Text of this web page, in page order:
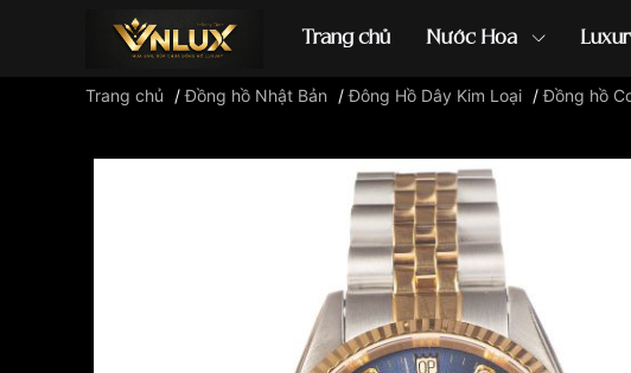
Trang chủ Nước Hoa
Đồng hồ casio đồng hồ G-
Trang chủ /Đồng hồ Nhật Bản /Đông Hồ Dây Kim Loại /Đồng hồ